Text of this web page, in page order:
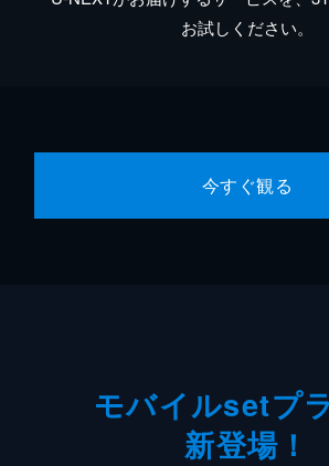
お試しください。
今すぐ観る
モバイルsetプ
新登場！